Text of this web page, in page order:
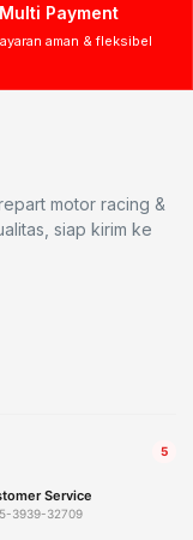
Multi Payment
aman & fleksibel
motor racing &
siap kirim ke
5
Service
3939-32709